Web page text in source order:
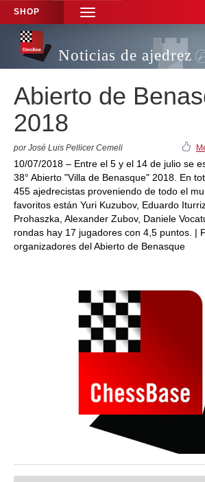
SHOP
TOGGLE
NAVIGATION
Noticias de ajedrez
Abierto de
2018
por José Luis Pellicer Cemeli
10/07/2018 – Entre el 5 y el 14 de julio se
38° Abierto "Villa de Benasque" 2018. En
455 ajedrecistas proveniendo de todo el
favoritos están Yuri Kuzubov, Eduardo
Prohaszka, Alexander Zubov, Daniele
rondas hay 17 jugadores con 4,5 puntos. |
organizadores del Abierto de Benasque